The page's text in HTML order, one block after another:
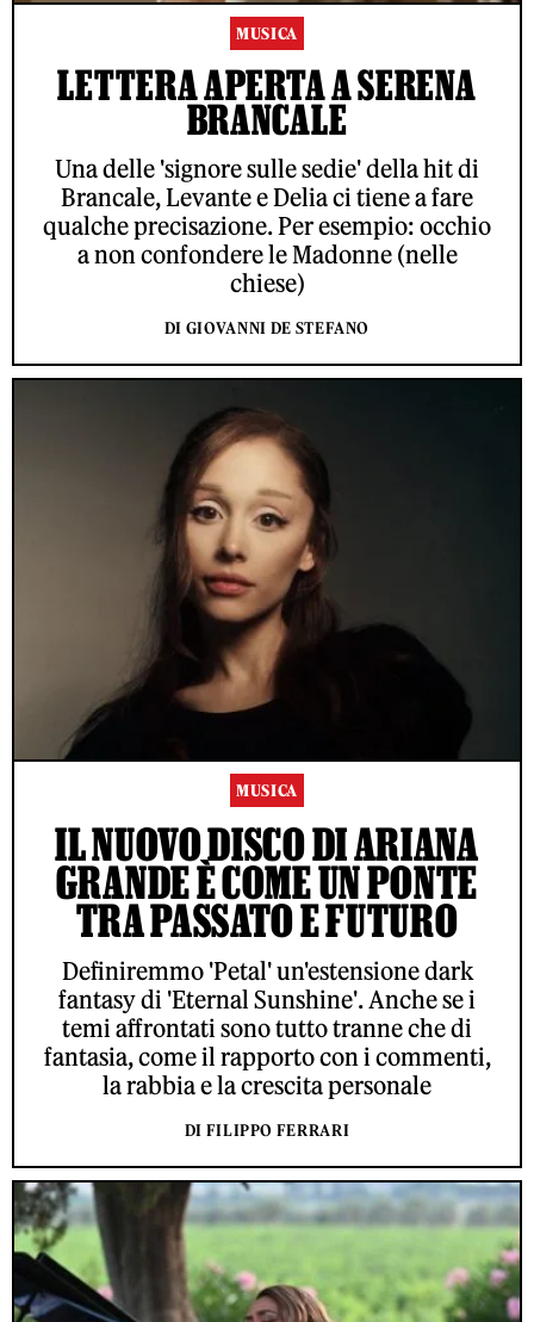
MUSICA
LETTERA APERTA A SERENA
BRANCALE
Una delle 'signore sulle sedie' della hit di
Brancale, Levante e Delia ci tiene a fare
qualche precisazione. Per esempio: occhio
a non confondere le Madonne (nelle
chiese)
DI GIOVANNI DE STEFANO
MUSICA
IL NUOVO DISCO DI ARIANA
GRANDE È COME UN PONTE
TRA PASSATO E FUTURO
Definiremmo 'Petal' un'estensione dark
fantasy di 'Eternal Sunshine'. Anche se i
temi affrontati sono tutto tranne che di
fantasia, come il rapporto con i commenti,
la rabbia e la crescita personale
DI FILIPPO FERRARI